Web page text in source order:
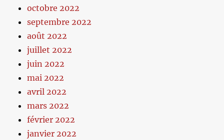
octobre 2022
septembre 2022
août 2022
juillet 2022
juin 2022
mai 2022
avril 2022
mars 2022
février 2022
janvier 2022